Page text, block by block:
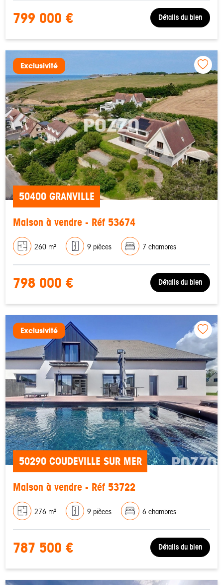
799 000 € Détails du bien
Exclusivité
50400 GRANVILLE
Maison à vendre - Réf 53674
260 m² 9 pièces 7 chambres
798 000 € Détails du bien
Exclusivité
50290 COUDEVILLE SUR MER
Maison à vendre - Réf 53722
276 m² 9 pièces 6 chambres
787 500 € Détails du bien